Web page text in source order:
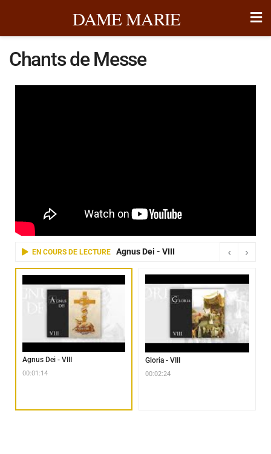
DAME MARIE
Chants de Messe
EN COURS DE LECTURE Agnus Dei - VIII
Agnus Dei - VIII
00:01:14
Gloria - VIII
00:02:24